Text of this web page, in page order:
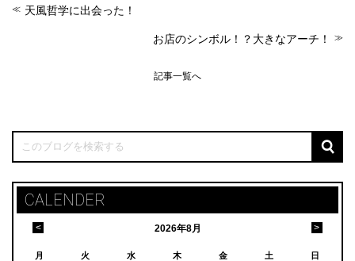
天風哲学に出会った！
お店のシンボル！？大きなアーチ！
記事一覧へ
CALENDER
2026年8月
< >
月 火 水 木 金 土 日